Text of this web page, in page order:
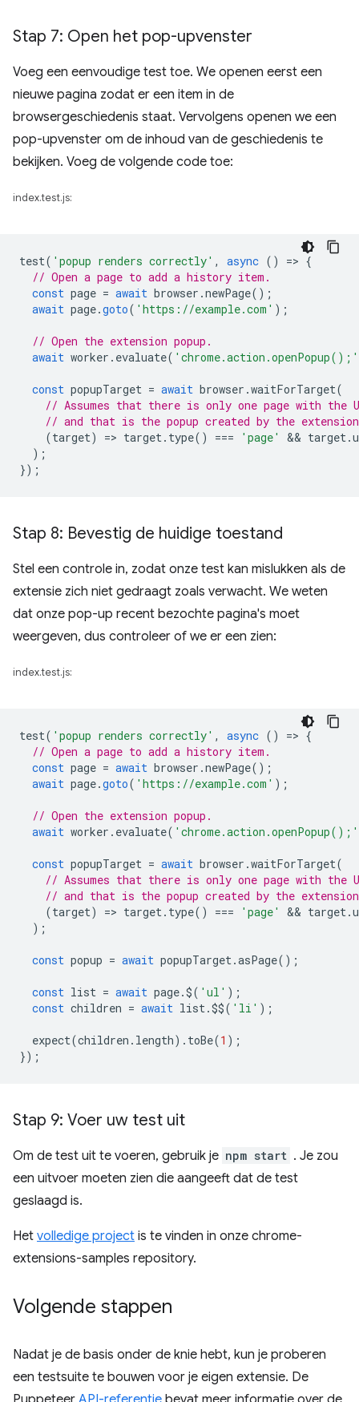
Stap 7: Open het pop-upvenster
Voeg een eenvoudige test toe. We openen eerst een
nieuwe pagina zodat er een item in de
browsergeschiedenis staat. Vervolgens openen we een
pop-upvenster om de inhoud van de geschiedenis te
bekijken. Voeg de volgende code toe:
index.test.js:
test( 'popup renders correctly' , async () => {
// Open a page to add a history item.
const page = await browser .newPage();
await page.goto( 'https://example.com' );
// Open the extension popup.
await worker . evaluate( 'chrome.action.openPopup();'
const popupTarget = await browser .waitForTarget(
// Assumes that there is only one page with the
// and that is the popup created by the
(target) => target. type() === 'page' && target.
);
});
Stap 8: Bevestig de huidige toestand
Stel een controle in, zodat onze test kan mislukken als de
extensie zich niet gedraagt ​​zoals verwacht. We weten
dat onze pop-up recent bezochte pagina's moet
weergeven, dus controleer of we er een zien:
index.test.js:
test( 'popup renders correctly' , async () => {
// Open a page to add a history item.
const page = await browser .newPage();
await page.goto( 'https://example.com' );
// Open the extension popup.
await worker . evaluate( 'chrome.action.openPopup();'
const popupTarget = await browser .waitForTarget(
// Assumes that there is only one page with the
// and that is the popup created by the
(target) => target. type() === 'page' && target.
);
const popup = await popupTarget.asPage();
const list = await page.$( 'ul' );
const children = await list.$$( 'li' );
expect(children . length). toBe(1 );
});
Stap 9: Voer uw test uit
Om de test uit te voeren, gebruik je npm start . Je zou
een uitvoer moeten zien die aangeeft dat de test
geslaagd is.
Het volledige project is te vinden in onze chrome-
extensions-samples repository.
Volgende stappen
Nadat je de basis onder de knie hebt, kun je proberen
een testsuite te bouwen voor je eigen extensie. De